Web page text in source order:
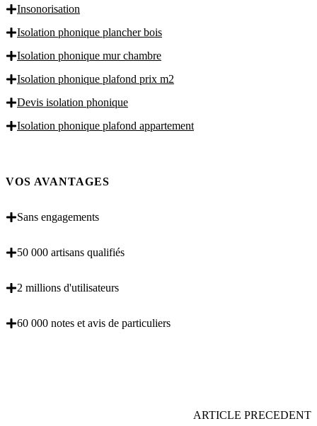
Insonorisation
Isolation phonique plancher bois
Isolation phonique mur chambre
Isolation phonique plafond prix m2
Devis isolation phonique
Isolation phonique plafond appartement
VOS AVANTAGES
Sans engagements
50 000 artisans qualifiés
2 millions d'utilisateurs
60 000 notes et avis de particuliers
ARTICLE PRECEDENT